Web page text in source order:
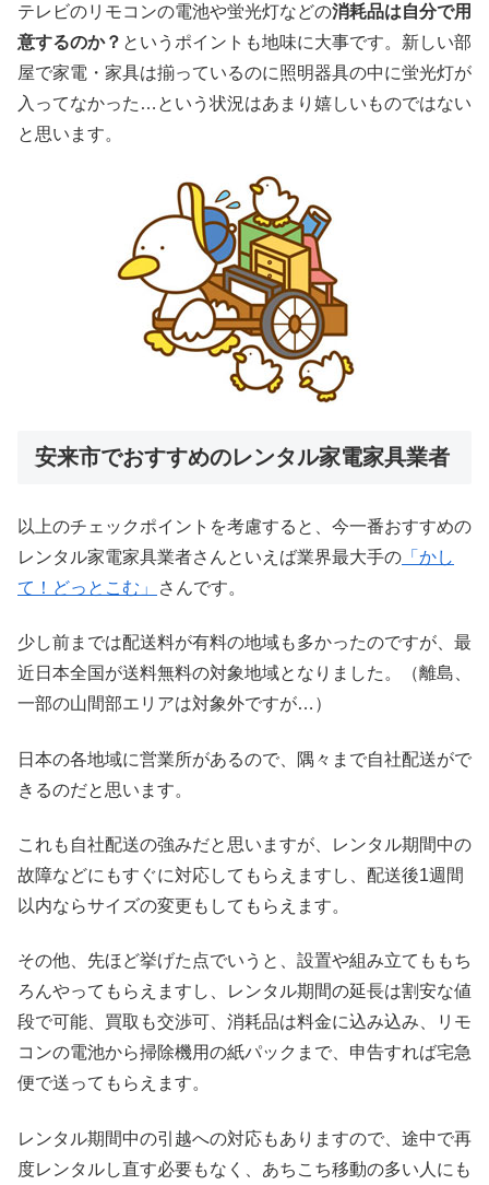
テレビのリモコンの電池や蛍光灯などの消耗品は自分で用
意するのか？ というポイントも地味に大事です。新しい部
屋で家電・家具は揃っているのに照明器具の中に蛍光灯が
入ってなかった…という状況はあまり嬉しいものではない
と思います。
安来市でおすすめのレンタル家電家具業者
以上のチェックポイントを考慮すると、今一番おすすめの
レンタル家電家具業者さんといえば業界最大手の 「かし
て！どっとこむ」
さんです。
少し前までは配送料が有料の地域も多かったのですが、最
近日本全国が送料無料の対象地域となりました。（離島、
一部の山間部エリアは対象外ですが…）
日本の各地域に営業所があるので、隅々まで自社配送がで
きるのだと思います。
これも自社配送の強みだと思いますが、レンタル期間中の
故障などにもすぐに対応してもらえますし、配送後1週間
以内ならサイズの変更もしてもらえます。
その他、先ほど挙げた点でいうと、設置や組み立てももち
ろんやってもらえますし、レンタル期間の延長は割安な値
段で可能、買取も交渉可、消耗品は料金に込み込み、リモ
コンの電池から掃除機用の紙パックまで、申告すれば宅急
便で送ってもらえます。
レンタル期間中の引越への対応もありますので、途中で再
度レンタルし直す必要もなく、あちこち移動の多い人にも